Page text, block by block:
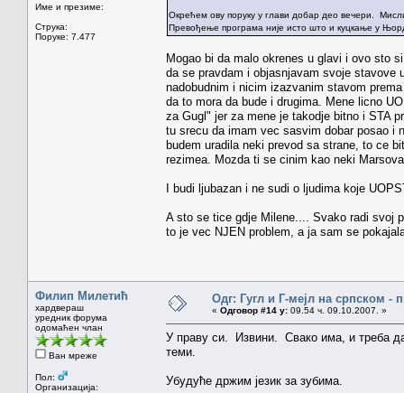
Име и презиме:
Струка:
Поруке: 7.477
Окрећем ову поруку у глави добар део вечери.
Превођење програма није исто што и куцкање у
Mogao bi da malo okrenes u glavi i ovo sto
da se pravdam i objasnjavam svoje
nadobudnim i nicim izazvanim stavom
da to mora da bude i drugima. Mene licno
za Gugl" jer za mene je takodje bitno i STA
tu srecu da imam vec sasvim dobar posao i
budem uradila neki prevod sa strane, to ce
rezimea. Mozda ti se cinim kao neki
I budi ljubazan i ne sudi o ljudima koje
A sto se tice gdje Milene.... Svako radi svoj
to je vec NJEN problem, a ja sam se
Филип Милетић
хардвераш
уредник форума
одомаћен члан
Ван мреже
Пол:
Организација:
Одг: Гугл и Г-мејл на српском -
« Одговор #14 у: 09.54 ч. 09.10.2007. »
У праву си. Извини. Свако има, и треба
теми.
Убудуће држим језик за зубима.